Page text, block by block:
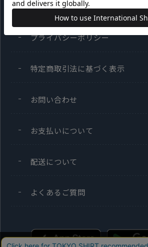
会員利用規約
プライバシーポリシー
特定商取引法に基づく表示
お問い合わせ
お支払いについて
配送について
よくあるご質問